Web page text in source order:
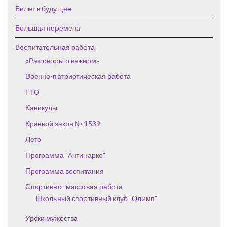
Билет в будущее
Большая перемена
Воспитательная работа
«Разговоры о важном»
Военно-патриотическая работа
ГТО
Каникулы
Краевой закон № 1539
Лето
Программа "Антинарко"
Программа воспитания
Спортивно- массовая работа
Школьный спортивный клуб "Олимп"
Уроки мужества